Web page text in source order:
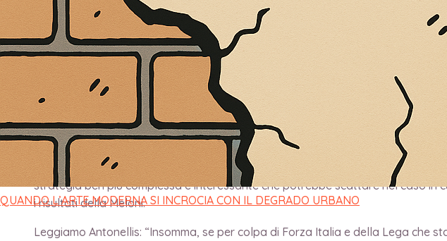
QUANDO L’ARTE MODERNA SI INCROCIA CON IL DEGRADO URBANO
IL PIANO B DI LETTA E
di direttore/11 Agosto 2022
Marco Antonellis è un collega molto addentro nei palazzi della politica e le
ilgiornaleditalia.itha descritto uno scenario post elettorale assolutamente
qualificati. Il titolo è: “Se Berlusconi e Salvini dovessero crollare Giorgia
vittoria abbondante del centrodestra con il conseguente approdo di Giorgia
strategia ben più complessa e interessante che potrebbe scattare nel caso in
i risultati della Meloni.
Leggiamo Antonellis: “Insomma, se per colpa di Forza Italia e della Lega che